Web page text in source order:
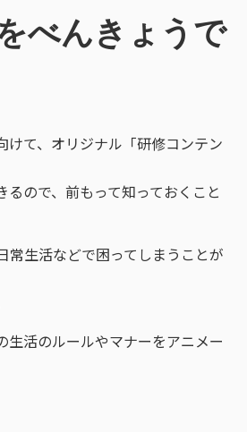
べんきょうで
て、オリジナル「研修コンテン
ので、前もって知っておくこと
常生活などで困ってしまうことが
活のルールやマナーをアニメー